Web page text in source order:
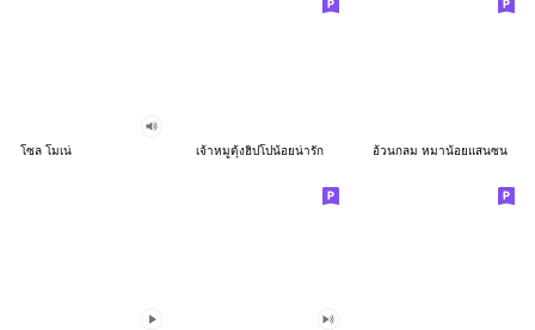
โซล โมเน่ เจ้าหมูดุ้งฮิปโปน้อยน่ารัก อ้วนกลม หมาน้อยแสนซน